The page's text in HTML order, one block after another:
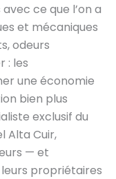
ce que l’on a
et mécaniques
odeurs
: les
une économie
bien plus
exclusif du
Alta Cuir,
— et
propriétaires